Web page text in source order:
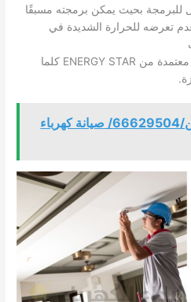
للبرمجة بحيث يمكن برمجته مسبقًا
تعرضه للحرارة الشديدة في
– قم بتثبيت أجهزة جديدة معتمدة من ENERGY STAR كلما
رقم كهربائي القرين/66629504/ صيانة كهرباء